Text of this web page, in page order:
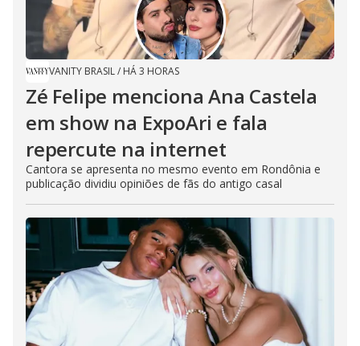
VANITY BRASIL/ HÁ 3 HORAS
Zé Felipe menciona Ana Castela
em show na ExpoAri e fala
repercute na internet
Cantora se apresenta no mesmo evento em Rondônia e
publicação dividiu opiniões de fãs do antigo casal